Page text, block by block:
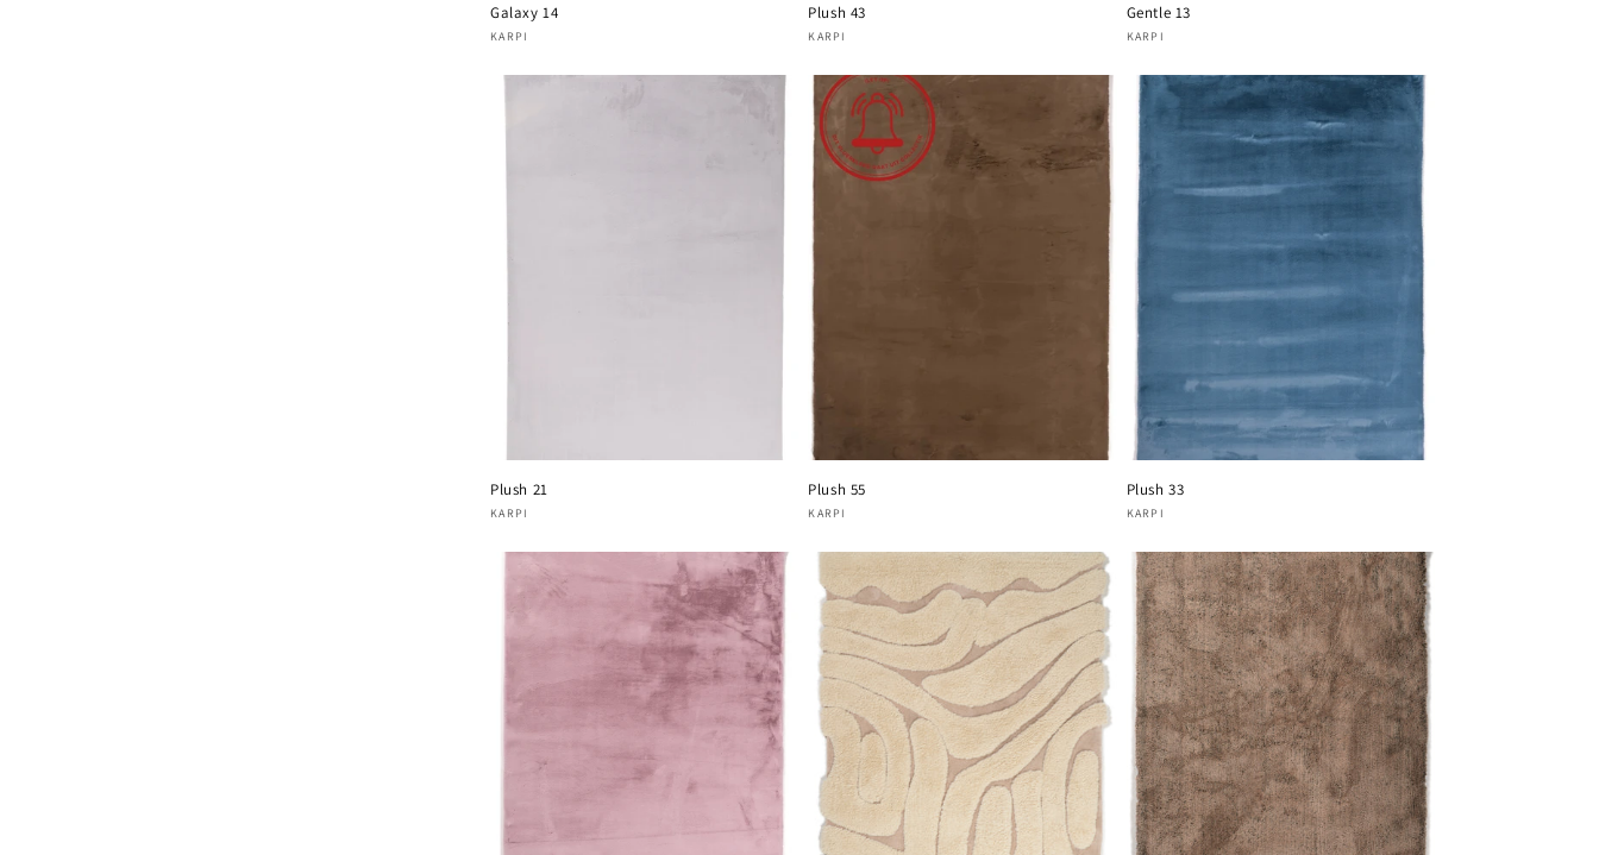
Galaxy 14
Verkoper:
KARPI
Plush 43
Verkoper:
KARPI
Gentle 13
Verkoper:
KARPI
Plush 21
Verkoper:
KARPI
Plush 55
Verkoper:
KARPI
Plush 33
Verkoper:
KARPI